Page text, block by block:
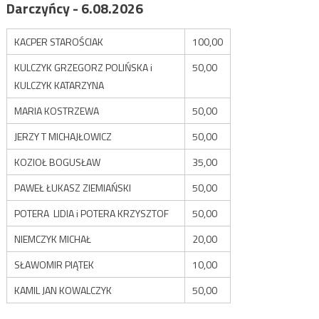
Darczyńcy - 6.08.2026
KACPER STAROŚCIAK
100,00
KULCZYK GRZEGORZ POLIŃSKA i
KULCZYK KATARZYNA
50,00
MARIA KOSTRZEWA
50,00
JERZY T MICHAJŁOWICZ
50,00
KOZIOŁ BOGUSŁAW
35,00
PAWEŁ ŁUKASZ ZIEMIAŃSKI
50,00
POTERA LIDIA i POTERA KRZYSZTOF
50,00
NIEMCZYK MICHAŁ
20,00
SŁAWOMIR PIĄTEK
10,00
KAMIL JAN KOWALCZYK
50,00